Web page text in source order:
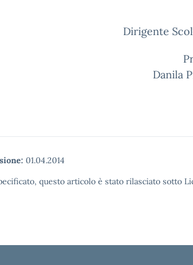
Dirigente
Danila
01.04.2014
questo articolo è stato rilasciato sotto